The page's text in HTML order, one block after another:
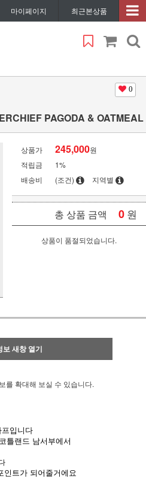
마이페이지 최근본상품
0
PAGODA & OATMEAL
상품가 245,000원
적립금
1%
배송비
(조건) 지역별
총 상품 금액 0 원
상품이 품절되었습니다.
보 새창 열기
를 확대해 보실 수 있습니다.
입니다
틀랜드 남서부에서
인트가 되어줄거에요